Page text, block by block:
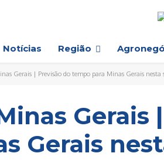
Notícias Região
Gerais | Previsão do tempo para Minas Gerais nesta
Gerais
Gerais